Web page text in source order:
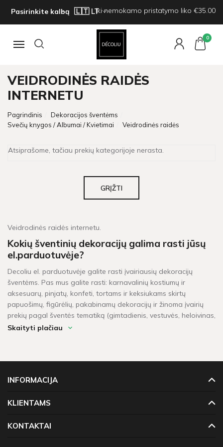
Pasirinkite kalbą Iki nemokamo pristatymo liko €35.00
Navigacija
0
VEIDRODINĖS RAIDĖS
INTERNETU
Pagrindinis
Dekoracijos šventėms
Svečių knygos / Albumai / Kvietimai
Veidrodinės raidės
Atsiprašome, tačiau prekių kategorijoje nerasta.
GRĮŽTI
Veidrodinės raidės internetu.
Kokių šventinių dekoracijų galima rasti jūsų
el.parduotuvėje?
Decoliu el. parduotuvėje galite rasti įvairiausių dekoracijų
šventėms. Pas mus galite rasti: karnavalinių kostiumų ir
aksesuarų, pinjatų, konfeti, tortams ir keksiukams skirtų
papuošimų, figūrėlių, pakabinamų dekoracijų ir žinoma įvairių
prekių pagal šventės tematiką (gimtadienis, vestuvės, heloivinas,
kalėdos, krikštynos, mergvakaris, „baby shower" ir t.t.).
neturime, pristatymas gali užtrukti tarp 4 - 16 darbo dienų.
nemokamas pristatymas!
Skaityti plačiau
INFORMACIJA
KLIENTAMS
KONTAKTAI